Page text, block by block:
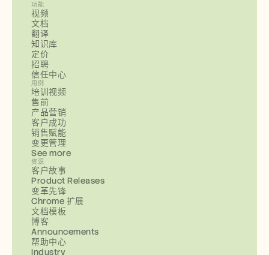
功能
视频
文档
翻译
知识库
定价
招聘
信任中心
用例
培训视频
售前
产品营销
客户成功
销售赋能
变更管理
See more
资源
客户故事
Product Releases
变革先锋
Chrome 扩展
文档模板
博客
Announcements
帮助中心
Industry